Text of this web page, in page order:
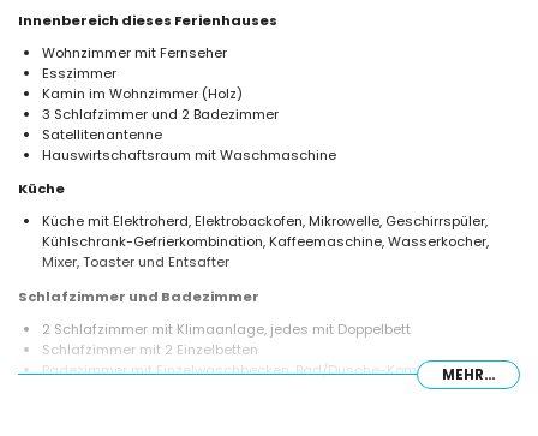
Innenbereich dieses Ferienhauses
Wohnzimmer mit Fernseher
Esszimmer
Kamin im Wohnzimmer (Holz)
3 Schlafzimmer und 2 Badezimmer
Satellitenantenne
Hauswirtschaftsraum mit Waschmaschine
Küche
Küche mit Elektroherd, Elektrobackofen, Mikrowelle, Geschirrspüler,
Kühlschrank-Gefrierkombination, Kaffeemaschine, Wasserkocher,
Mixer, Toaster und Entsafter
Schlafzimmer und Badezimmer
2 Schlafzimmer mit Klimaanlage, jedes mit Doppelbett
Schlafzimmer mit 2 Einzelbetten
Badezimmer mit Einzelwaschbecken, Bad/Dusche-Kombination,
MEHR...